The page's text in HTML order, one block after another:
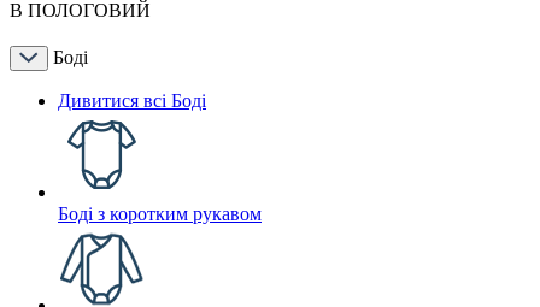
В ПОЛОГОВИЙ
Боді
Дивитися всі Боді
Боді з коротким рукавом